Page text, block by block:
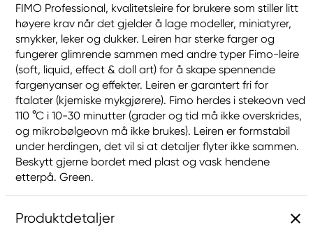
FIMO Professional, kvalitetsleire for brukere som stiller litt
høyere krav når det gjelder å lage modeller, miniatyrer,
smykker, leker og dukker. Leiren har sterke farger og
fungerer glimrende sammen med andre typer Fimo-leire
(soft, liquid, effect & doll art) for å skape spennende
fargenyanser og effekter. Leiren er garantert fri for
ftalater (kjemiske mykgjørere). Fimo herdes i stekeovn ved
110 °C i 10-30 minutter (grader og tid må ikke overskrides,
og mikrobølgeovn må ikke brukes). Leiren er formstabil
under herdingen, det vil si at detaljer flyter ikke sammen.
Beskytt gjerne bordet med plast og vask hendene
etterpå. Green.
Produktdetaljer